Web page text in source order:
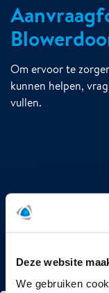
Deze website
We gebruiken
Om ervoor te
kunnen helpen,
vullen.
1